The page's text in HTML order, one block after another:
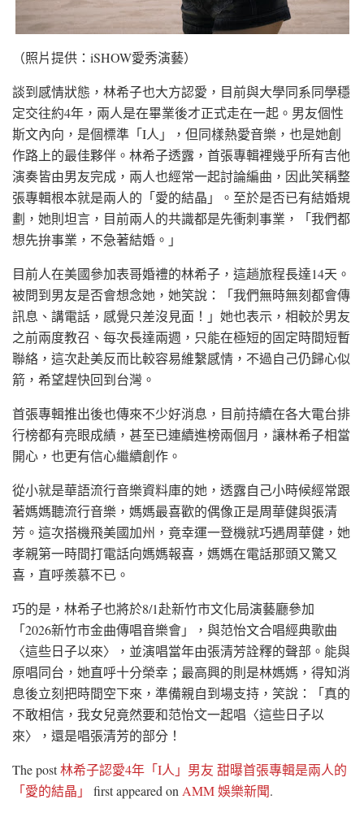
（照片提供：iSHOW愛秀演藝）
談到感情狀態，林希子也大方認愛，目前與大學同系同學穩
定交往約4年，兩人是在畢業後才正式走在一起。男友個性
斯文內向，是個標準「I人」，但同樣熱愛音樂，也是她創
作路上的最佳夥伴。林希子透露，首張專輯裡幾乎所有吉他
演奏皆由男友完成，兩人也經常一起討論編曲，因此笑稱整
張專輯根本就是兩人的「愛的結晶」。至於是否已有結婚規
劃，她則坦言，目前兩人的共識都是先衝刺事業，「我們都
想先拚事業，不急著結婚。」
目前人在美國參加表哥婚禮的林希子，這趟旅程長達14天。
被問到男友是否會想念她，她笑說：「我們無時無刻都會傳
訊息、講電話，感覺只差沒見面！」她也表示，相較於男友
之前兩度教召、每次長達兩週，只能在極短的固定時間短暫
聯絡，這次赴美反而比較容易維繫感情，不過自己仍歸心似
箭，希望趕快回到台灣。
首張專輯推出後也傳來不少好消息，目前持續在各大電台排
行榜都有亮眼成績，甚至已連續進榜兩個月，讓林希子相當
開心，也更有信心繼續創作。
從小就是華語流行音樂資料庫的她，透露自己小時候經常跟
著媽媽聽流行音樂，媽媽最喜歡的偶像正是周華健與張清
芳。這次搭機飛美國加州，竟幸運一登機就巧遇周華健，她
孝親第一時間打電話向媽媽報喜，媽媽在電話那頭又驚又
喜，直呼羨慕不已。
巧的是，林希子也將於8/1赴新竹市文化局演藝廳參加
「2026新竹市金曲傳唱音樂會」，與范怡文合唱經典歌曲
〈這些日子以來〉，並演唱當年由張清芳詮釋的聲部。能與
原唱同台，她直呼十分榮幸；最高興的則是林媽媽，得知消
息後立刻把時間空下來，準備親自到場支持，笑說：「真的
不敢相信，我女兒竟然要和范怡文一起唱〈這些日子以
來〉，還是唱張清芳的部分！
The post林希子認愛4年「I人」男友 甜曝首張專輯是兩人的
「愛的結晶」
first appeared onAMM 娛樂新聞.